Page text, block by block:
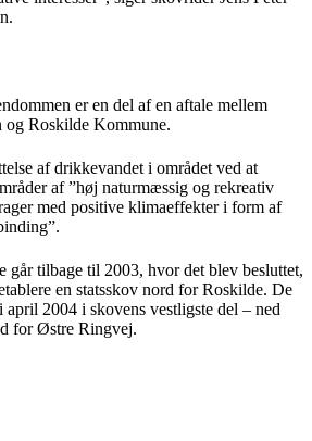
er en del af en aftale mellem
Roskilde Kommune.
af drikkevandet i området ved at
af ”høj naturmæssig og rekreativ
med positive klimaeffekter i form af
går tilbage til 2003, hvor det blev besluttet,
en statsskov nord for Roskilde. De
2004 i skovens vestligste del – ned
for Østre Ringvej.